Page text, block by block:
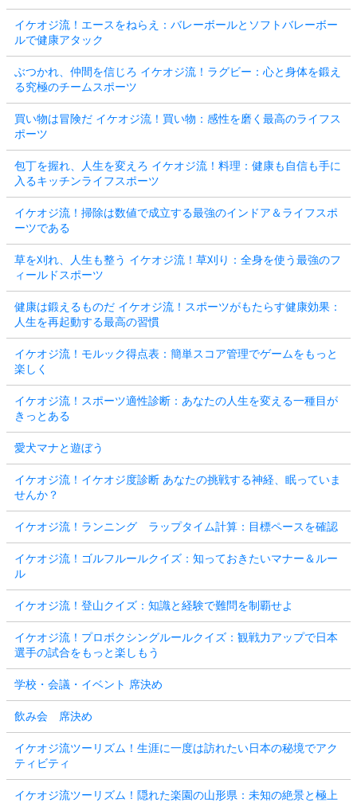
イケオジ流！エースをねらえ：バレーボールとソフトバレーボー
ルで健康アタック
ぶつかれ、仲間を信じろ イケオジ流！ラグビー：心と身体を鍛え
る究極のチームスポーツ
買い物は冒険だ イケオジ流！買い物：感性を磨く最高のライフス
ポーツ
包丁を握れ、人生を変えろ イケオジ流！料理：健康も自信も手に
入るキッチンライフスポーツ
イケオジ流！掃除は数値で成立する最強のインドア＆ライフスポ
ーツである
草を刈れ、人生も整う イケオジ流！草刈り：全身を使う最強のフ
ィールドスポーツ
健康は鍛えるものだ イケオジ流！スポーツがもたらす健康効果：
人生を再起動する最高の習慣
イケオジ流！モルック得点表：簡単スコア管理でゲームをもっと
楽しく
イケオジ流！スポーツ適性診断：あなたの人生を変える一種目が
きっとある
愛犬マナと遊ぼう
イケオジ流！イケオジ度診断 あなたの挑戦する神経、眠っていま
せんか？
イケオジ流！ランニング ラップタイム計算：目標ペースを確認
イケオジ流！ゴルフルールクイズ：知っておきたいマナー＆ルー
ル
イケオジ流！登山クイズ：知識と経験で難問を制覇せよ
イケオジ流！プロボクシングルールクイズ：観戦力アップで日本
選手の試合をもっと楽しもう
学校・会議・イベント 席決め
飲み会 席決め
イケオジ流ツーリズム！生涯に一度は訪れたい日本の秘境でアク
ティビティ
イケオジ流ツーリズム！隠れた楽園の山形県：未知の絶景と極上